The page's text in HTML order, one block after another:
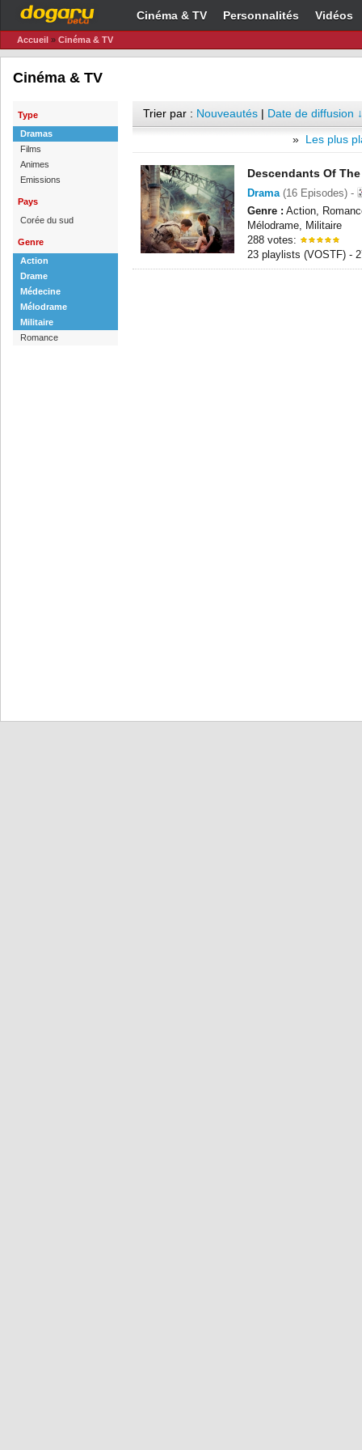
Cinéma & TV Personnalités Vidéos
Accueil » Cinéma & TV
Cinéma & TV
Type
Dramas
Films
Animes
Emissions
Pays
Corée du sud
Genre
Action
Drame
Médecine
Mélodrame
Militaire
Romance
Trier par : Nouveautés | Date de diffusion ↓
» Les plus
Descendants Of
Drama(16 Episodes) -
Genre : Action,
Mélodrame, Militaire
288 votes:
23 playlists (VOSTF) -